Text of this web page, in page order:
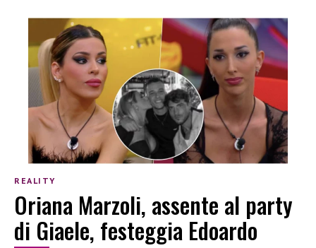
REALITY
Oriana Marzoli, assente al party
di Giaele, festeggia Edoardo